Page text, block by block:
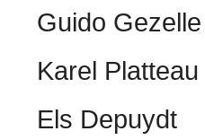
Guido
Karel Platteau
Els Depuydt